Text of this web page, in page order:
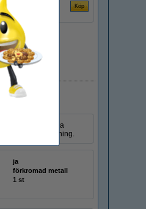
lager
vare den smala
en enkel vridning.
ja
förkromad metall
1 st